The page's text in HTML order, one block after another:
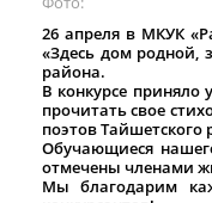
26 апреля в МКУК
«Здесь дом родной,
района.
В конкурсе приняло
прочитать свое
поэтов
Обучающиеся
отмечены членами
Мы благодарим